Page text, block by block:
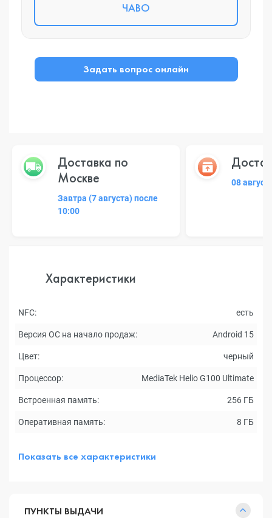
ЧАВО
Задать вопрос онлайн
Доставка по
Москве
Завтра (7 августа) после
10:00
08
Характеристики
NFC: есть
Версия ОС на начало продаж: Android 15
Цвет: черный
Процессор: MediaTek Helio G100 Ultimate
Встроенная память: 256 ГБ
Оперативная память: 8 ГБ
Показать все характеристики
ПУНКТЫ ВЫДАЧИ